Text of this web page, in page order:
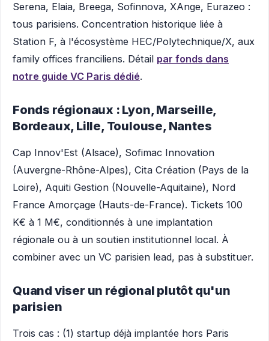
Serena, Elaia, Breega, Sofinnova, XAnge, Eurazeo :
tous parisiens. Concentration historique liée à
Station F, à l'écosystème HEC/Polytechnique/X, aux
family offices franciliens. Détail par fonds dans
notre guide VC Paris dédié.
Fonds régionaux : Lyon, Marseille,
Bordeaux, Lille, Toulouse, Nantes
Cap Innov'Est (Alsace), Sofimac Innovation
(Auvergne-Rhône-Alpes), Cita Création (Pays de la
Loire), Aquiti Gestion (Nouvelle-Aquitaine), Nord
France Amorçage (Hauts-de-France). Tickets 100
K€ à 1 M€, conditionnés à une implantation
régionale ou à un soutien institutionnel local. À
combiner avec un VC parisien lead, pas à substituer.
Quand viser un régional plutôt qu'un
parisien
Trois cas : (1) startup déjà implantée hors Paris